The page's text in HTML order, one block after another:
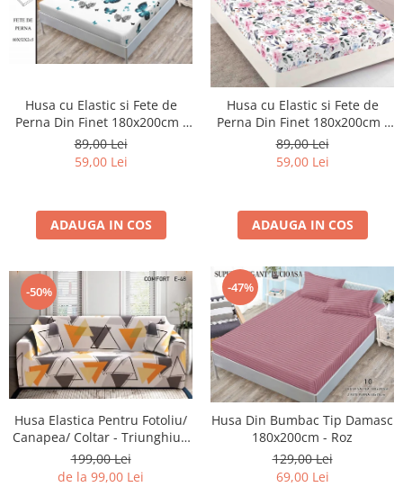
Husa cu Elastic si Fete de
Perna Din Finet 180x200cm -
Alba Cu Fluturasi
89,00 Lei
59,00 Lei
ADAUGA IN COS
Husa cu Elastic si Fete de
Perna Din Finet 180x200cm -
Many Flowers
89,00 Lei
59,00 Lei
ADAUGA IN COS
-50%
Husa Elastica Pentru Fotoliu/
Canapea/ Coltar - Triunghiuri
Colorate
199,00 Lei
de la 99,00 Lei
-47%
Husa Din Bumbac Tip Damasc
180x200cm - Roz
129,00 Lei
69,00 Lei